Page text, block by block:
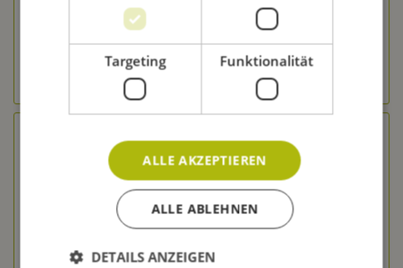
Produktvariante wählen
Targeting Funktionalität
ALLE AKZEPTIEREN
ALLE ABLEHNEN
DETAILS ANZEIGEN